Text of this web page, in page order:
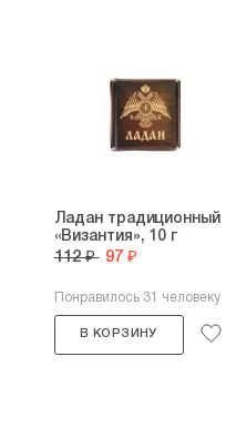
Ладан традиционный
«Византия», 10 г
112 ₽ 97 ₽
Понравилось 31 человеку
В КОРЗИНУ